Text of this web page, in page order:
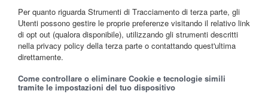
Per quanto riguarda Strumenti di Tracciamento di terza parte, gli
Utenti possono gestire le proprie preferenze visitando il relativo link
di opt out (qualora disponibile), utilizzando gli strumenti descritti
nella privacy policy della terza parte o contattando quest'ultima
direttamente.
Come controllare o eliminare Cookie e tecnologie simili
tramite le impostazioni del tuo dispositivo